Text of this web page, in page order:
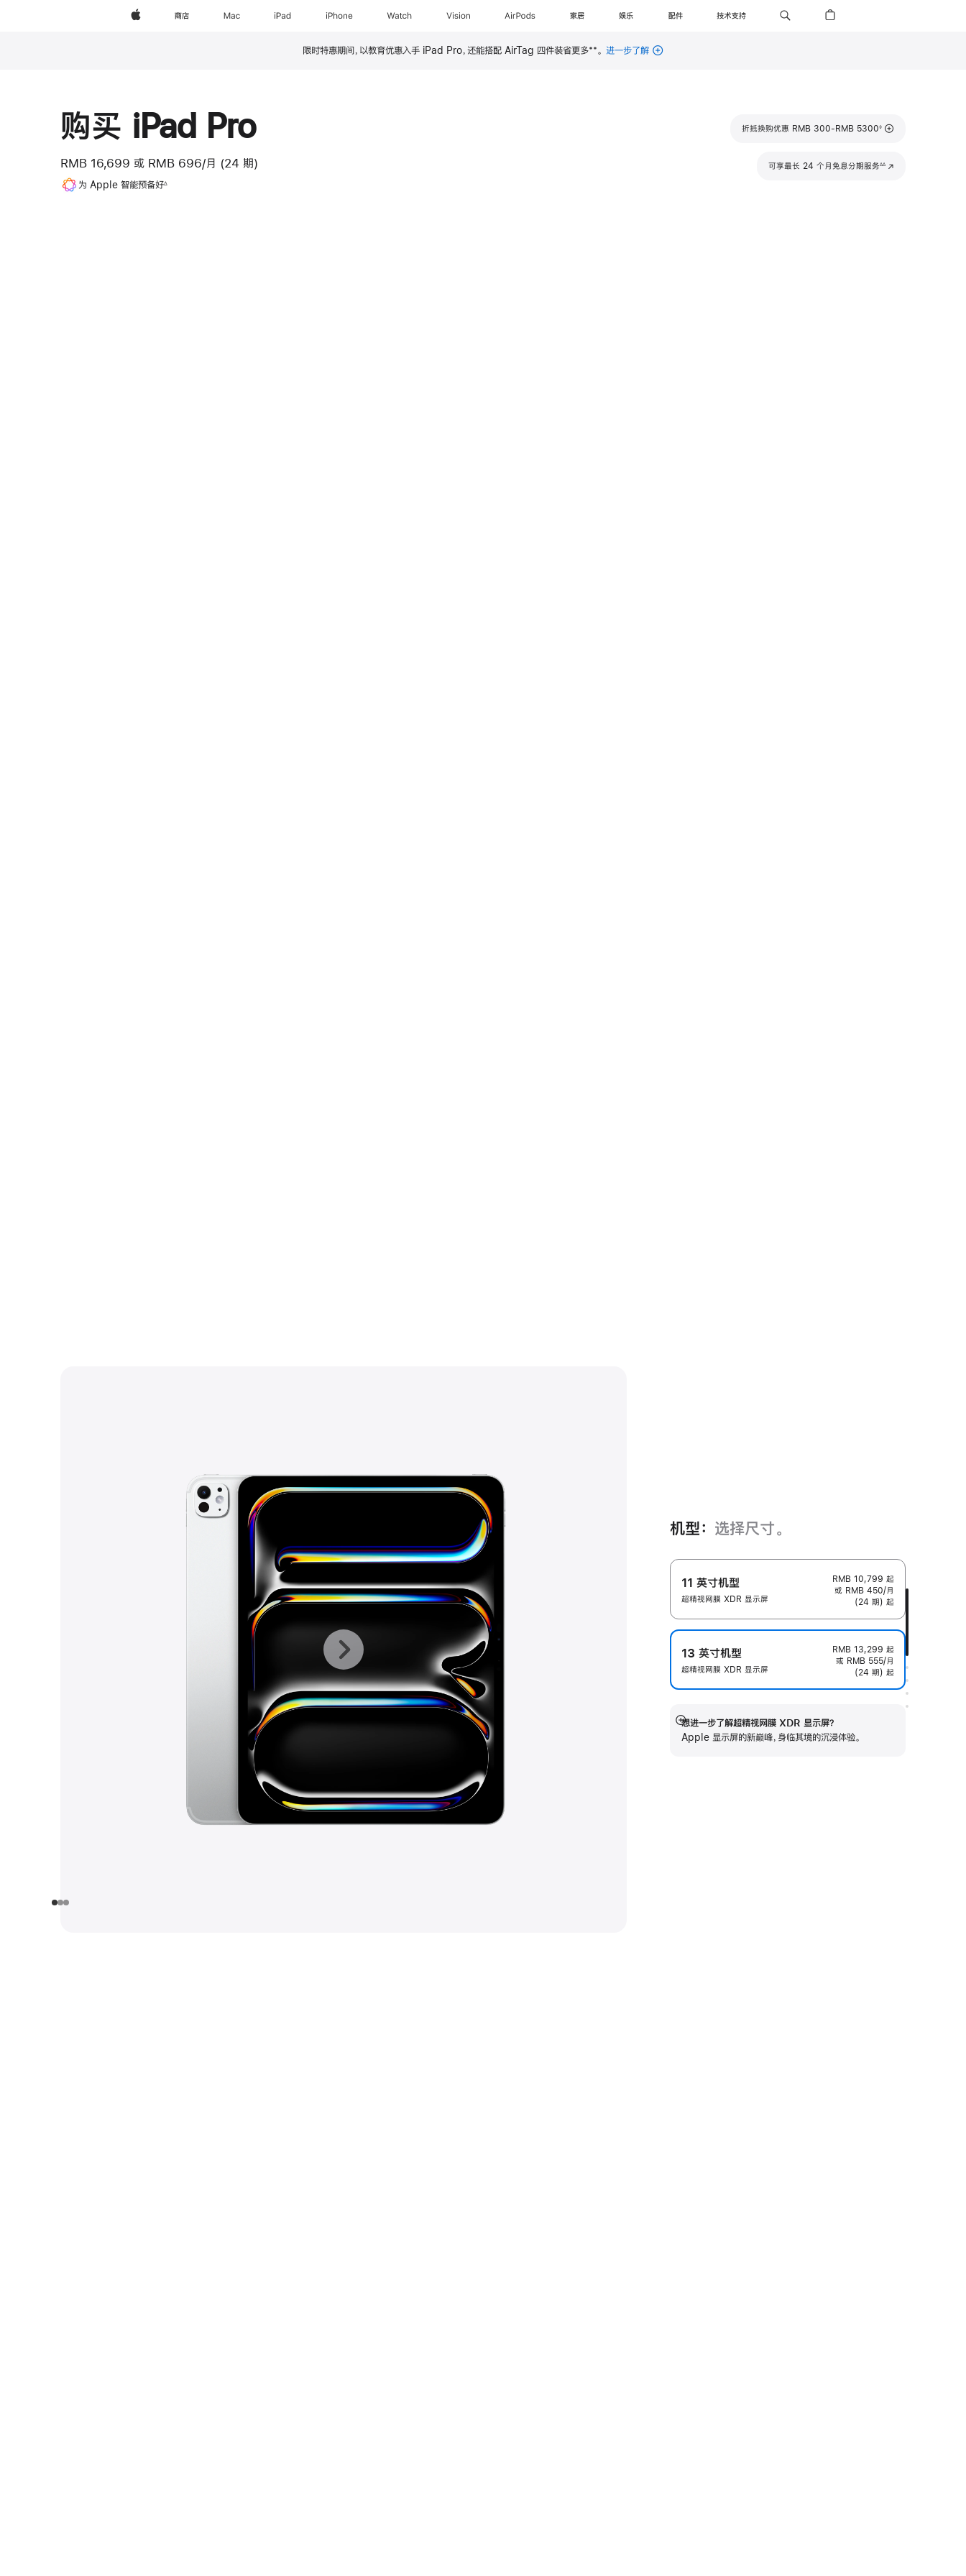
Apple 商店 Mac iPad iPhone Watch Vision AirPods 家居 娱乐 配件 技术支持
限时特惠期间，以教育优惠入手 iPad Pro，还能搭配 AirTag 四件装省更多**。进一步了解
购买 iPad Pro
RMB 16,699 或 RMB 696/月 (24 期)
为 Apple 智能预备好∆
折抵换购优惠 RMB 300-RMB 5300注
◊
可享最长 24 个月免息分期服务注
∆∆
(在
上
一
张
库
图
片
下
一
张
库
图
片
机型： 选择尺寸。
11 英寸机型
超精视网膜 XDR 显示屏
RMB 10,799 起
或 RMB 450/月
(24 期) 起
13 英寸机型
超精视网膜 XDR 显示屏
RMB 13,299 起
或 RMB 555/月
(24 期) 起
想进一步了解超精视网膜 XDR 显示屏？
Apple 显示屏的新巅峰，身临其境的沉浸体验。
展
开